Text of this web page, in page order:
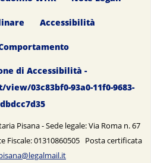
Accessibilità
di Accessibilità -
03c83bf0-93a0-11f0-9683-
Pisana - Sede legale: Via Roma n. 67
Fiscale: 01310860505 Posta certificata